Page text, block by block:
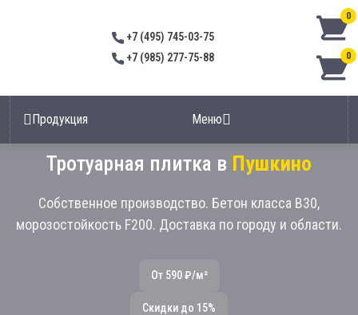
+7 (495) 745-03-75
+7 (985) 277-75-88
0
0
Продукция Меню
Тротуарная плитка в Пушкино
Собственное производство. Бетон класса В30,
морозостойкость F200. Доставка по городу и области.
От 590 ₽/м²
Скидки до 15%